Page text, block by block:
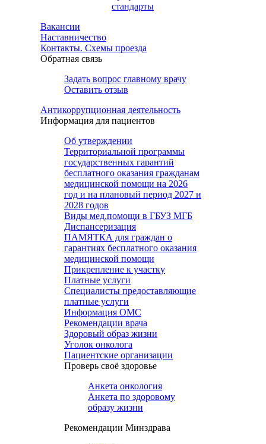
стандарты
Вакансии
Наставничество
Контакты. Схемы проезда
Обратная связь
Задать вопрос главному врачу
Оставить отзыв
Антикоррупционная деятельность
Информация для пациентов
Об утверждении
Территориальной программы
государственных гарантий
бесплатного оказания гражданам
медицинской помощи на 2026
год и на плановый период 2027 и
2028 годов
Виды мед.помощи в ГБУЗ МГБ
Диспансеризация
ПАМЯТКА для граждан о
гарантиях бесплатного оказания
медицинской помощи
Прикрепление к участку
Платные услуги
Специалисты предоставляющие
платные услуги
Информация ОМС
Рекомендации врача
Здоровый образ жизни
Уголок онколога
Пациентские организации
Проверь своё здоровье
Анкета онкология
Анкета по здоровому
образу жизни
Рекомендации Минздрава